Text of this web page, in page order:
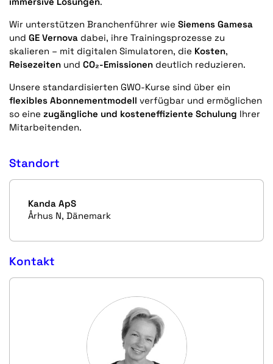
Wir unterstützen Branchenführer wie Siemens Gamesa
und GE Vernova dabei, ihre Trainingsprozesse zu
skalieren – mit digitalen Simulatoren, die Kosten,
Reisezeiten und CO₂-Emissionen deutlich reduzieren.
Unsere standardisierten GWO-Kurse sind über ein
flexibles Abonnementmodell verfügbar und ermöglichen
so eine zugängliche und kosteneffiziente Schulung Ihrer
Mitarbeitenden.
Standort
Kanda ApS
Århus N, Dänemark
Kontakt